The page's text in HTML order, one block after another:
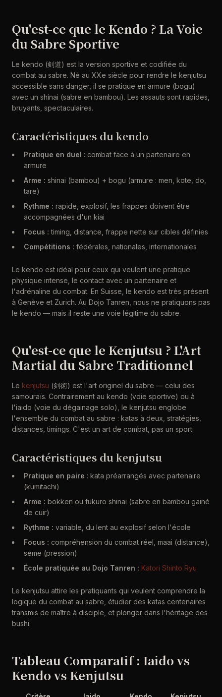
Qu'est-ce que le Kendo ? La Voie
du Sabre Sportive
Le kendo (剣道) est la version sportive et codifiée du
combat au sabre. Né au XXe siècle pour rendre le kenjutsu
accessible sans danger, il se pratique en armure (bogu)
avec un shinai (sabre en bambou). Les assauts sont rapides,
bruyants, spectaculaires.
Caractéristiques du kendo
Pratique en duel : combat face à un partenaire en
armure
Arme : shinai (bambou) + bogu (armure : men, kote, do,
tare)
Rythme : rapide, explosif, les frappes doivent être
accompagnées d'un kiai
Focus : timing, distance, frappe nette sur cibles définies
Compétitions : fédérales, nationales, internationales
Le kendo est idéal pour ceux qui veulent une pratique
physique intense, le contact avec un partenaire et
l'adrénaline du combat. En Suisse, le kendo est très présent
à Genève et Zurich. Au Dojo Tanren, nous ne pratiquons pas
le kendo — mais il reste une voie légitime du sabre.
Qu'est-ce que le Kenjutsu ? L'Art
Martial du Sabre Traditionnel
Le kenjutsu (剣術) est l'art originel du sabre — celui des
samouraïs. Contrairement au kendo (voie sportive) ou à
l'iaido (voie du dégainage solo), le kenjutsu englobe
l'ensemble du combat au sabre : katas à deux, stratégies,
distances, timings. C'est un art de combat, pas un sport.
Caractéristiques du kenjutsu
Pratique en paire : kata préarrangés avec partenaire
(kumitachi)
Arme : bokken ou fukuro shinai (sabre en bambou gainé
de cuir)
Rythme : variable, du lent au explosif selon l'école
Focus : compréhension du combat réel, maai (distance),
seme (pression)
École pratiquée au Dojo Tanren : Katori Shinto Ryu
Le kenjutsu attire les pratiquants qui veulent comprendre la
logique du combat au sabre, étudier des katas centenaires
transmis de maître à disciple, et plonger dans l'héritage des
bushi.
Tableau Comparatif : Iaido vs
Kendo vs Kenjutsu